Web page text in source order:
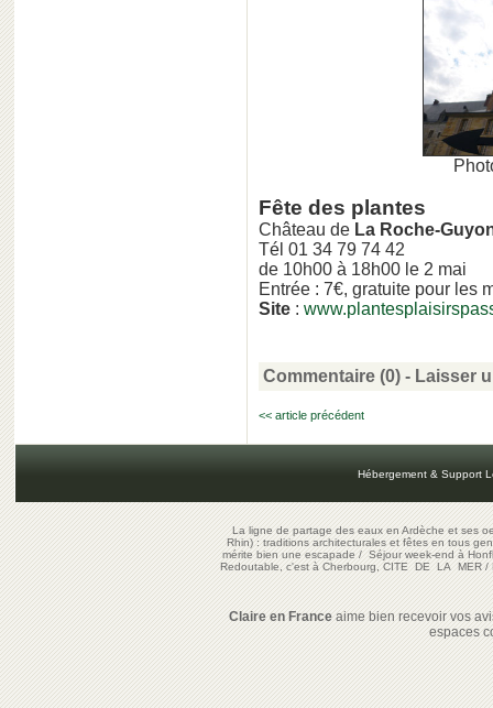
Fête des plantes
Château de La Roche-
Tél 01 34 79 74 42
de 10h00 à 18h00 le 2 mai
Entrée : 7€, gratuite pour les
Site :
Commentaire (0) - Laisser
<< article précédent
Hébergement & Support
La ligne de partage des eaux en Ardèche et ses
Rhin) : traditions architecturales et fêtes en tous
mérite bien une escapade/Séjour week-end à
Redoutable, c'est à Cherbourg, CITE DE LA MER/
Claire en Franceaime bien recevoir vos
espaces